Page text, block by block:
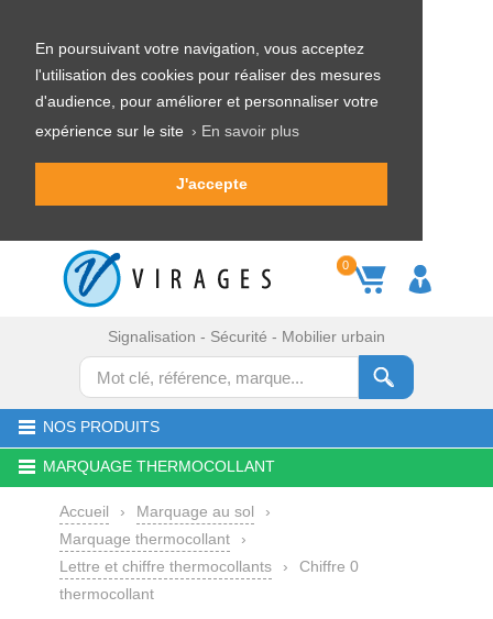
En poursuivant votre navigation, vous acceptez
l'utilisation des cookies pour réaliser des mesures
d'audience, pour améliorer et personnaliser votre
expérience sur le site › En savoir plus
J'accepte
0
Signalisation - Sécurité - Mobilier urbain
NOS PRODUITS
MARQUAGE THERMOCOLLANT
Accueil › Marquage au sol
›
Marquage thermocollant
›
Lettre et chiffre thermocollants
›
Chiffre 0
thermocollant